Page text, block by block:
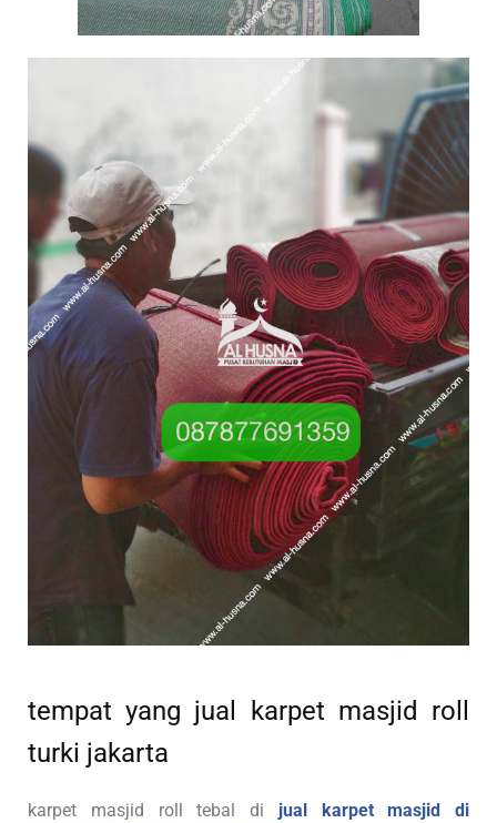
tempat yang jual karpet masjid roll
turki jakarta
karpet masjid roll tebal di jual karpet masjid di